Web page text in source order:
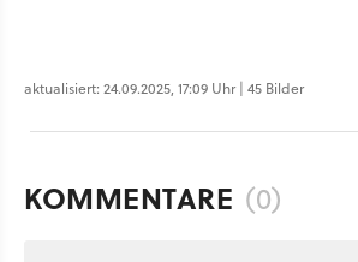
aktualisiert: 24.09.2025, 17:09 Uhr | 45 Bilder
KOMMENTARE (0)